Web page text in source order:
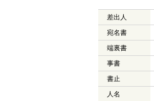
差出人
宛名書
端裏書
事書
書止
人名